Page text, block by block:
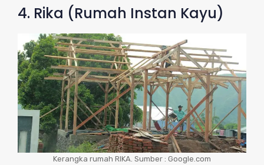
4. Rika (Rumah Instan Kayu)
Kerangka rumah RIKA. Sumber : Google.com